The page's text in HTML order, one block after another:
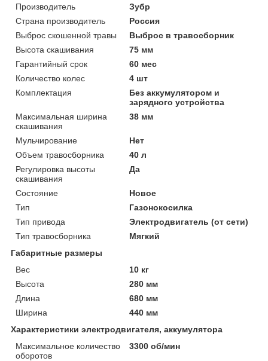
Производитель
Зубр
Страна производитель
Россия
Выброс скошенной травы
Выброс в травосборник
Высота скашивания
75 мм
Гарантийный срок
60 мес
Количество колес
4 шт
Комплектация
Без аккумулятором и
зарядного устройства
Максимальная ширина
скашивания
38 мм
Мульчирование
Нет
Объем травосборника
40 л
Регулировка высоты
скашивания
Да
Состояние
Новое
Тип
Газонокосилка
Тип привода
Электродвигатель (от сети)
Тип травосборника
Мягкий
Габаритные размеры
Вес
10 кг
Высота
280 мм
Длина
680 мм
Ширина
440 мм
Характеристики электродвигателя, аккумулятора
Максимальное количество
оборотов
3300 об/мин